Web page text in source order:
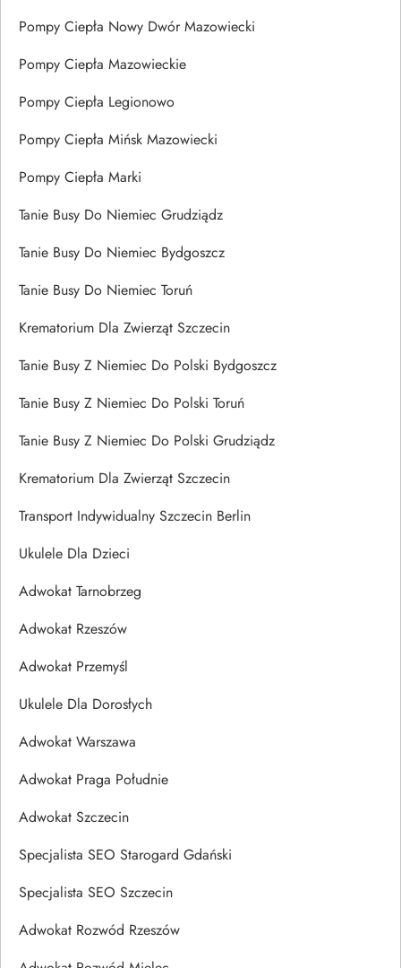
Pompy Ciepła Nowy Dwór Mazowiecki
Pompy Ciepła Mazowieckie
Pompy Ciepła Legionowo
Pompy Ciepła Mińsk Mazowiecki
Pompy Ciepła Marki
Tanie Busy Do Niemiec Grudziądz
Tanie Busy Do Niemiec Bydgoszcz
Tanie Busy Do Niemiec Toruń
Krematorium Dla Zwierząt Szczecin
Tanie Busy Z Niemiec Do Polski Bydgoszcz
Tanie Busy Z Niemiec Do Polski Toruń
Tanie Busy Z Niemiec Do Polski Grudziądz
Krematorium Dla Zwierząt Szczecin
Transport Indywidualny Szczecin Berlin
Ukulele Dla Dzieci
Adwokat Tarnobrzeg
Adwokat Rzeszów
Adwokat Przemyśl
Ukulele Dla Dorosłych
Adwokat Warszawa
Adwokat Praga Południe
Adwokat Szczecin
Specjalista SEO Starogard Gdański
Specjalista SEO Szczecin
Adwokat Rozwód Rzeszów